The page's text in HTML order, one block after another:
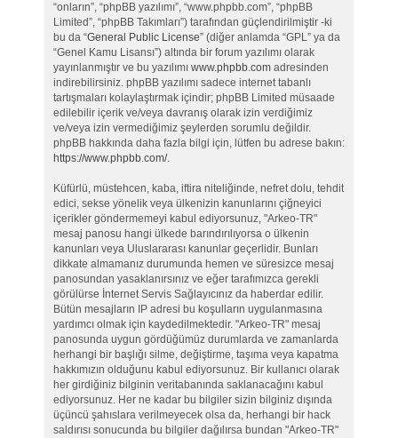
“onların”, “phpBB yazılımı”, “www.phpbb.com”, “phpBB
Limited”, “phpBB Takımları”) tarafından güçlendirilmiştir -ki
bu da “General Public License” (diğer anlamda “GPL” ya da
“Genel Kamu Lisansı”) altında bir forum yazılımı olarak
yayınlanmıştır ve bu yazılımı www.phpbb.comadresinden
indirebilirsiniz. phpBB yazılımı sadece internet tabanlı
tartışmaları kolaylaştırmak içindir; phpBB Limited müsaade
edilebilir içerik ve/veya davranış olarak izin verdiğimiz
ve/veya izin vermediğimiz şeylerden sorumlu değildir.
phpBB hakkında daha fazla bilgi için, lütfen bu adrese bakın:
https://www.phpbb.com/.
Küfürlü, müstehcen, kaba, iftira niteliğinde, nefret dolu, tehdit
edici, sekse yönelik veya ülkenizin kanunlarını çiğneyici
içerikler göndermemeyi kabul ediyorsunuz, "Arkeo-TR"
mesaj panosu hangi ülkede barındırılıyorsa o ülkenin
kanunları veya Uluslararası kanunlar geçerlidir. Bunları
dikkate almamanız durumunda hemen ve süresizce mesaj
panosundan yasaklanırsınız ve eğer tarafımızca gerekli
görülürse İnternet Servis Sağlayıcınız da haberdar edilir.
Bütün mesajların IP adresi bu koşulların uygulanmasına
yardımcı olmak için kaydedilmektedir. "Arkeo-TR" mesaj
panosunda uygun gördüğümüz durumlarda ve zamanlarda
herhangi bir başlığı silme, değiştirme, taşıma veya kapatma
hakkımızın olduğunu kabul ediyorsunuz. Bir kullanıcı olarak
her girdiğiniz bilginin veritabanında saklanacağını kabul
ediyorsunuz. Her ne kadar bu bilgiler sizin bilginiz dışında
üçüncü şahıslara verilmeyecek olsa da, herhangi bir hack
saldırısı sonucunda bu bilgiler dağılırsa bundan "Arkeo-TR"